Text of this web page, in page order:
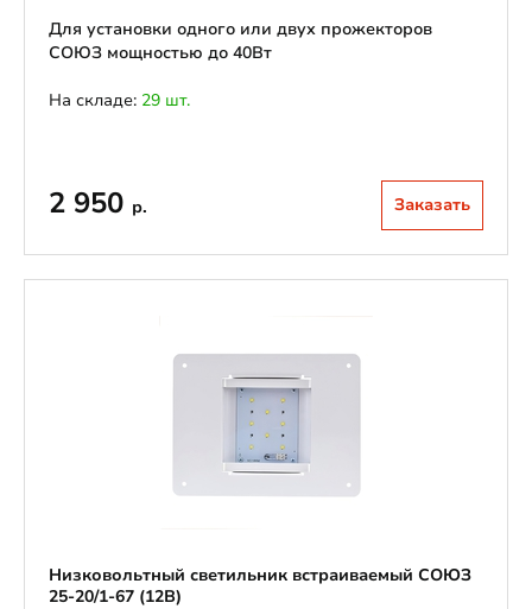
Для установки одного или двух прожекторов
СОЮЗ мощностью до 40Вт
На складе: 29 шт.
2 950 р. Заказать
Низковольтный светильник встраиваемый СОЮЗ
25-20/1-67 (12В)